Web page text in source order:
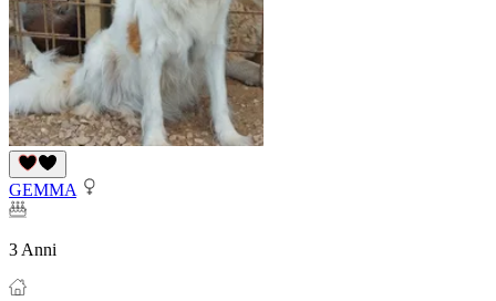
GEMMA
3 Anni